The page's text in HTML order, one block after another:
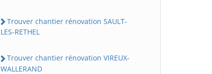
Trouver chantier rénovation SAULT-
LES-RETHEL
Trouver chantier rénovation VIREUX-
WALLERAND